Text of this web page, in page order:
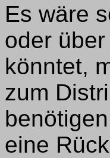
Es wäre
oder
könntet,
zum
eine